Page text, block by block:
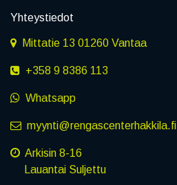
Yhteystiedot
Mittatie 13 01260 Vantaa
+358 9 8386 113
Whatsapp
myynti@rengascenterhakkila.fi
Arkisin 8-16
Lauantai Suljettu